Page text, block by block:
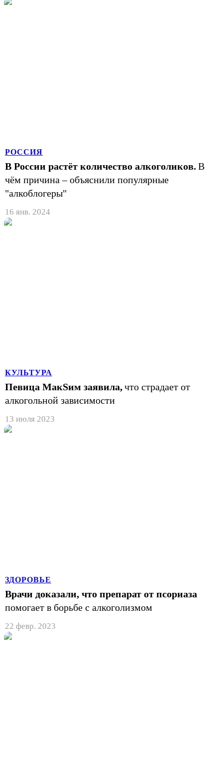
РОССИЯ
В России растёт количество алкоголиков. В
чём причина – объяснили популярные
"алкоблогеры"
16 янв. 2024
КУЛЬТУРА
Певица МакSим заявила,что страдает от
алкогольной зависимости
13 июля 2023
ЗДОРОВЬЕ
Врачи доказали, что препарат от псориаза
помогает в борьбе с алкоголизмом
22 февр. 2023